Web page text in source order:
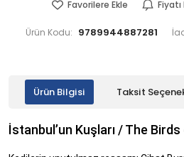
Favorilere Ekle
Ürün Kodu: 9789944887281
Ürün Bilgisi Taksit
İstanbul’un Kuşları / The